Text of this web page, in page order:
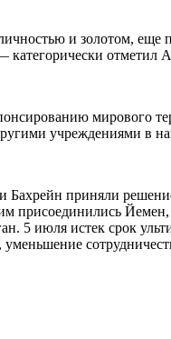
и золотом,
отметил
мирового
учреждениями в
приняли
присоединились
5 июля истек срок